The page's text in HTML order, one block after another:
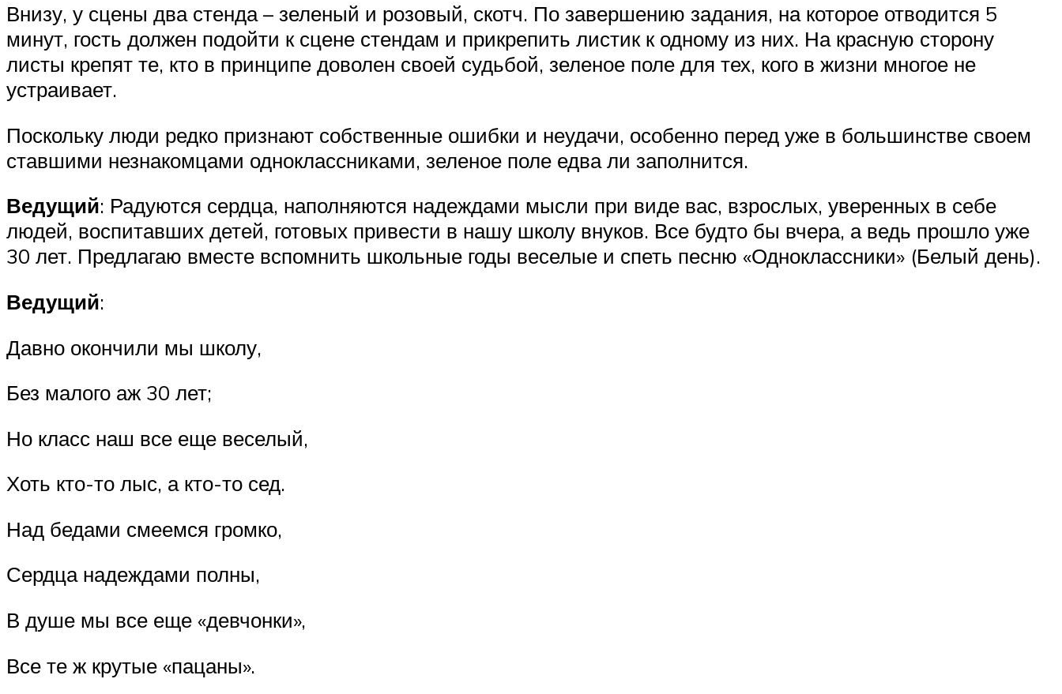
Внизу, у сцены два стенда – зеленый и розовый, скотч. По завершению задания, на которое отводится 5
минут, гость должен подойти к сцене стендам и прикрепить листик к одному из них. На красную сторону
листы крепят те, кто в принципе доволен своей судьбой, зеленое поле для тех, кого в жизни многое не
устраивает.
Поскольку люди редко признают собственные ошибки и неудачи, особенно перед уже в большинстве своем
ставшими незнакомцами одноклассниками, зеленое поле едва ли заполнится.
Ведущий: Радуются сердца, наполняются надеждами мысли при виде вас, взрослых, уверенных в себе
людей, воспитавших детей, готовых привести в нашу школу внуков. Все будто бы вчера, а ведь прошло уже
30 лет. Предлагаю вместе вспомнить школьные годы веселые и спеть песню «Одноклассники» (Белый день).
Ведущий:
Давно окончили мы школу,
Без малого аж 30 лет;
Но класс наш все еще веселый,
Хоть кто-то лыс, а кто-то сед.
Над бедами смеемся громко,
Сердца надеждами полны,
В душе мы все еще «девчонки»,
Все те ж крутые «пацаны».